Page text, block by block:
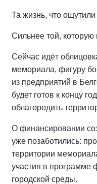
Та жизнь, что
Сильнее той,
Сейчас идёт
мемориала, фигуру
из предприятий в
будет готов к концу
облагородить
О финансировании
уже позаботились:
территории
участия в программе
городской среды.